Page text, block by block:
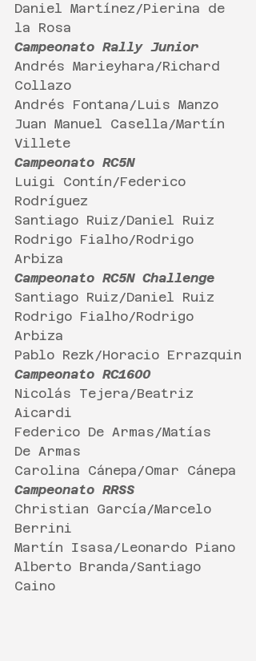
Daniel Martínez/Pierina de
la Rosa
Campeonato Rally Junior
Andrés Marieyhara/Richard
Collazo
Andrés Fontana/Luis Manzo
Juan Manuel Casella/Martín
Villete
Campeonato RC5N
Luigi Contín/Federico
Rodríguez
Santiago Ruiz/Daniel Ruiz
Rodrigo Fialho/Rodrigo
Arbiza
Campeonato RC5N Challenge
Santiago Ruiz/Daniel Ruiz
Rodrigo Fialho/Rodrigo
Arbiza
Pablo Rezk/Horacio Errazquin
Campeonato RC1600
Nicolás Tejera/Beatriz
Aicardi
Federico De Armas/Matías
De Armas
Carolina Cánepa/Omar Cánepa
Campeonato RRSS
Christian García/Marcelo
Berrini
Martín Isasa/Leonardo Piano
Alberto Branda/Santiago
Caino